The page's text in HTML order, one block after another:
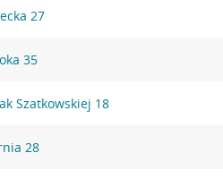
27
35
Szatkowskiej 18
28